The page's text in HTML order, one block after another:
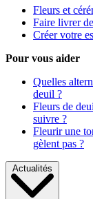
Fleurs et
Faire livrer
Créer votre
Pour vous aider
Quelles
deuil ?
Fleurs de
suivre ?
Fleurir une
gèlent pas ?
Actualités